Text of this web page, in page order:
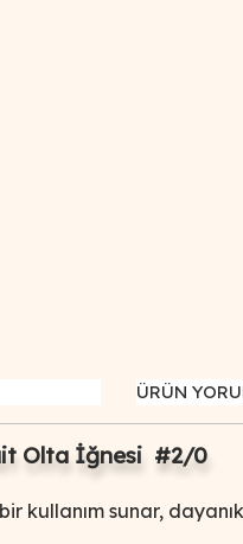
ÜRÜN
Olta İğnesi #2/0
kullanım sunar,